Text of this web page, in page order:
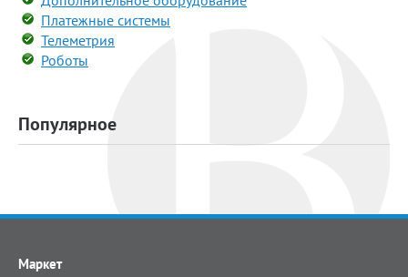
Платежные системы
Телеметрия
Роботы
Популярное
Маркет